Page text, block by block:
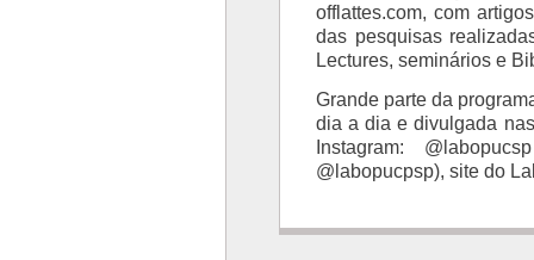
offlattes.com, com
das pesquisas
Lectures, seminários e
Grande parte da
dia a dia e divulgada
Instagram:
@labopucpsp), site do